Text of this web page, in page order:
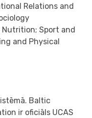
Relations and
Sport and
and Physical
Baltic
ir oficiāls UCAS